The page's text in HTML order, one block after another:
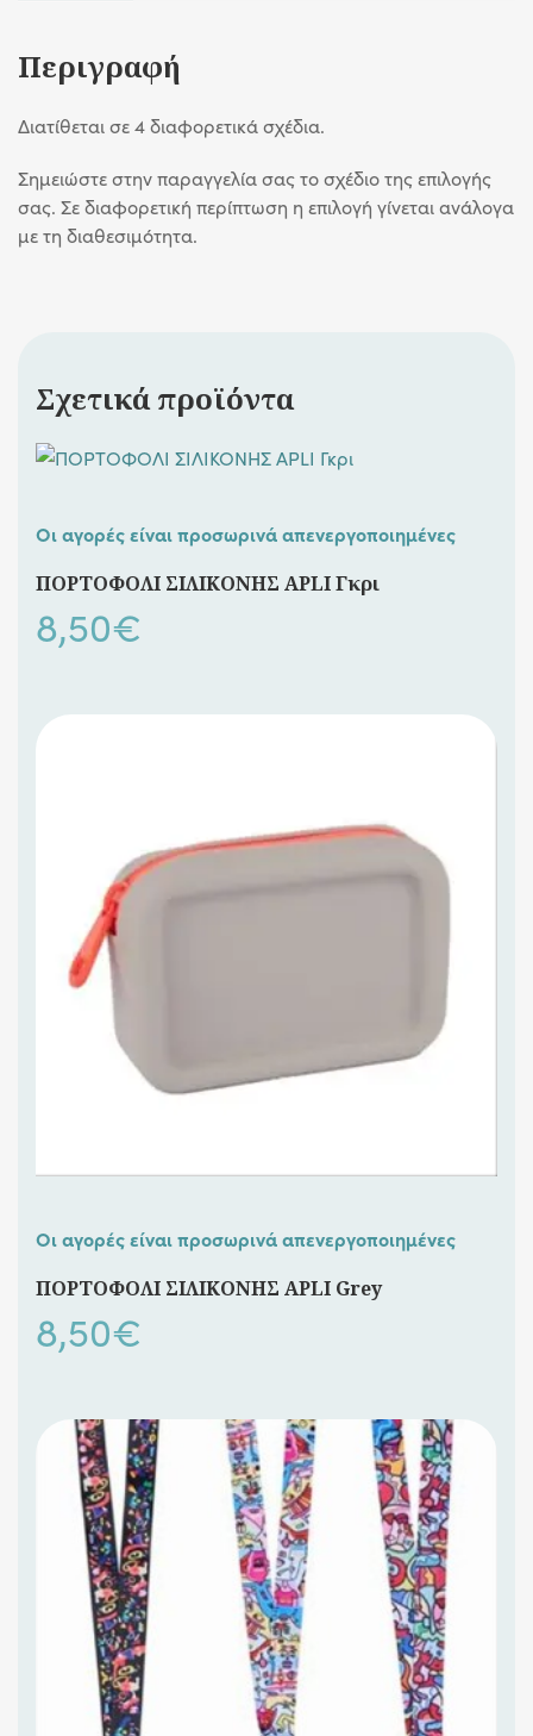
Περιγραφή
Διατίθεται σε 4 διαφορετικά σχέδια.
Σημειώστε στην παραγγελία σας το σχέδιο της επιλογής
σας. Σε διαφορετική περίπτωση η επιλογή γίνεται ανάλογα
με τη διαθεσιμότητα.
Σχετικά προϊόντα
Οι αγορές είναι προσωρινά απενεργοποιημένες
ΠΟΡΤΟΦΟΛΙ ΣΙΛΙΚΟΝΗΣ APLI Γκρι
8,50€
Οι αγορές είναι προσωρινά απενεργοποιημένες
ΠΟΡΤΟΦΟΛΙ ΣΙΛΙΚΟΝΗΣ APLI Grey
8,50€